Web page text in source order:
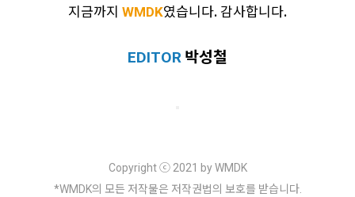
지금까지 WMDK였습니다. 감사합니다.
EDITOR 박성철
Copyright ⓒ 2021 by WMDK
*WMDK의 모든 저작물은 저작권법의 보호를 받습니다.